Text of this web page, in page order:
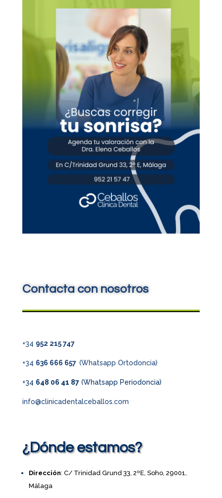
Contacta con nosotros
+34 952 215 747
+34 636 666 657 (Whatsapp Ortodoncia)
+34 648 06 41 87(Whatsapp Periodoncia)
info@clinicadentalceballos.com
¿Dónde estamos?
Dirección: C/ Trinidad Grund 33, 2ºE, Soho, 29001,
Málaga